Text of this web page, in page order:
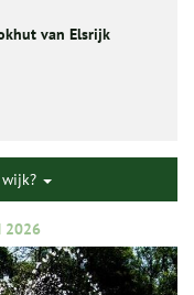
van Elsrijk
2026